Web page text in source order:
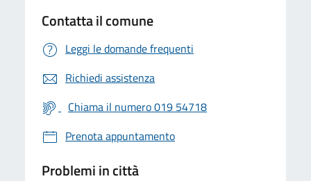
Contatta il comune
Leggi le domande frequenti
Richiedi assistenza
Chiama il numero 019 54718
Prenota appuntamento
Problemi in città